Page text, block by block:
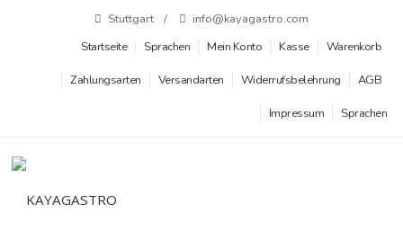
Stuttgart
info@kayagastro.com
Startseite
Sprachen Mein Konto Kasse Warenkorb
Zahlungsarten Versandarten Widerrufsbelehrung AGB
Impressum Sprachen